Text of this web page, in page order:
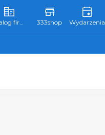
Katalog firm 333 333shop Wydarzenia